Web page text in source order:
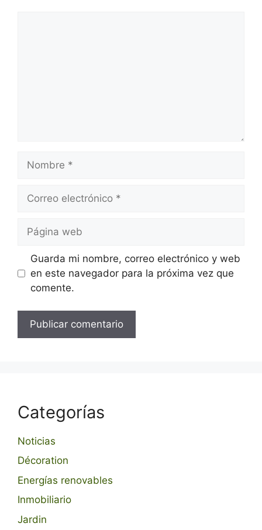
Nombre
Correo
Página
Guarda mi nombre, correo electrónico y web
en este navegador para la próxima vez que
comente.
Categorías
Noticias
Décoration
Energías renovables
Inmobiliario
Jardin